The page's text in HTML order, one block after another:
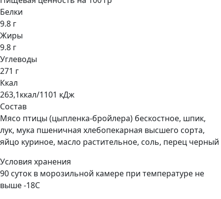
Белки
9.8 г
Жиры
9.8 г
Углеводы
271 г
Ккал
263,1ккал/1101 кДж
Состав
Мясо птицы (цыпленка-бройлера) бескостное, шпик,
лук, мука пшеничная хлебопекарная высшего сорта,
яйцо куриное, масло растительное, соль, перец черный
Условия хранения
90 суток в морозильной камере при температуре не
выше -18С